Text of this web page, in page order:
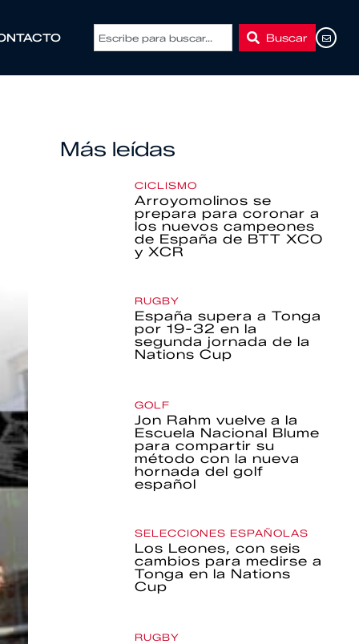
Buscar
Más leídas
CICLISMO
Arroyomolinos se
prepara para coronar a
los nuevos campeones
de España de BTT XCO
y XCR
RUGBY
España supera a Tonga
por 19-32 en la
segunda jornada de la
Nations Cup
GOLF
Jon Rahm vuelve a la
Escuela Nacional Blume
para compartir su
método con la nueva
hornada del golf
español
SELECCIONES ESPAÑOLAS
Los Leones, con seis
cambios para medirse a
Tonga en la Nations
Cup
RUGBY